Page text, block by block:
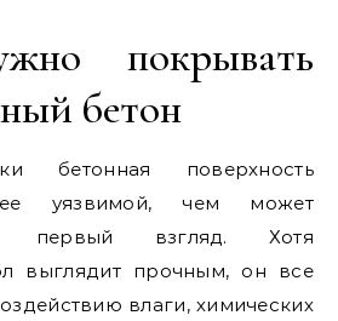
покрывать
бетон
бетонная поверхность
уязвимой, чем может
первый взгляд. Хотя
выглядит прочным, он все
влаги, химических